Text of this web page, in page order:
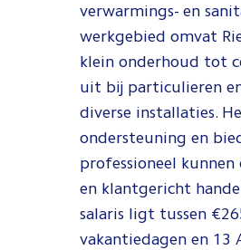
verwarmings- en
werkgebied omvat
klein onderhoud tot
uit bij particulieren
diverse installaties.
ondersteuning en
professioneel
en klantgericht
salaris ligt tussen
vakantiedagen en 13